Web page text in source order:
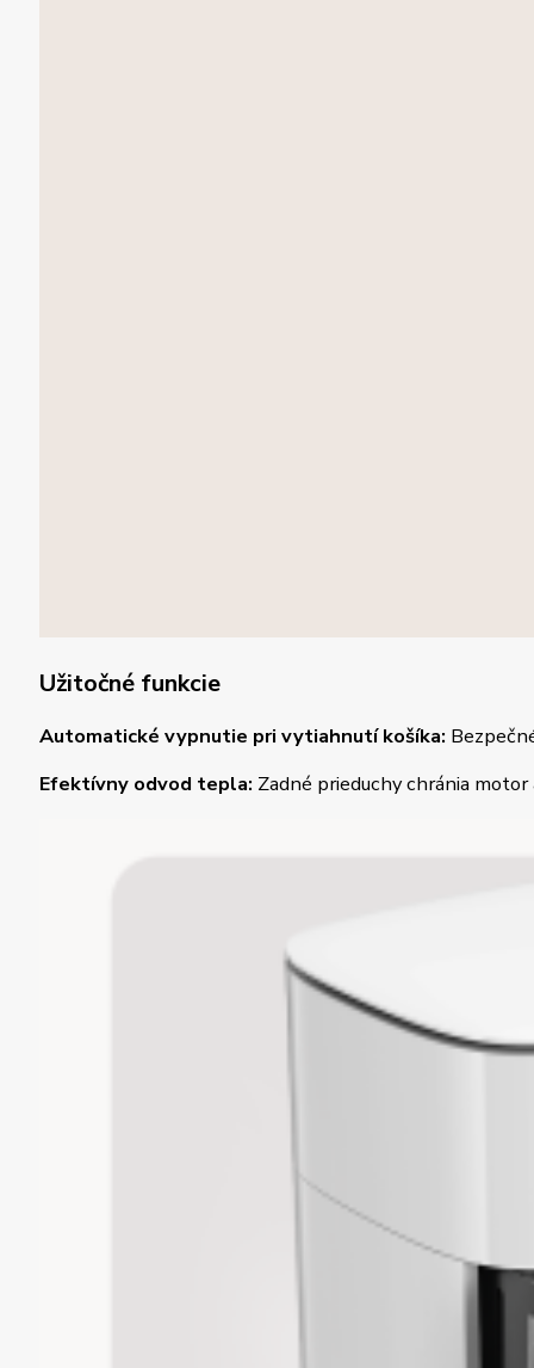
Užitočné funkcie
Automatické vypnutie pri vytiahnutí košíka:
Efektívny odvod tepla: Zadné prieduchy chránia motor